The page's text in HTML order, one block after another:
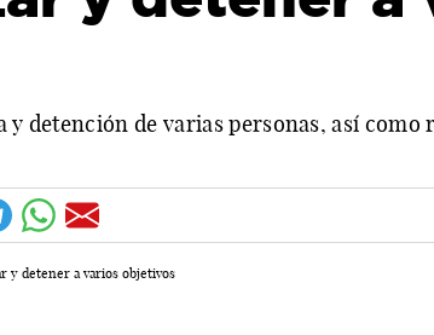
detención de varias personas, así